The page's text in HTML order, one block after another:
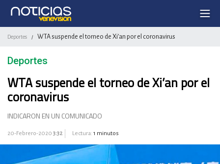
Deportes / WTA suspende el torneo de Xi’an por el coronavirus
Deportes
WTA suspende el torneo de Xi’an por el
coronavirus
INDICARON EN UN COMUNICADO
20-Febrero-2020 3:32 Lectura: 1 minutos